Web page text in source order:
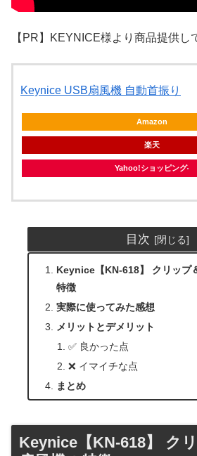
【PR】KEYNICE様より商品提供し
Keynice USB扇風機 自動首振り
Amazon
楽天
Yahoo!ショッピング
目次
Keynice【KN-618】 クリップ
特徴
実際に使ってみた感想
メリットとデメリット
✅ 良かった点
❌ イマイチな点
まとめ
Keynice【KN-618】 ク